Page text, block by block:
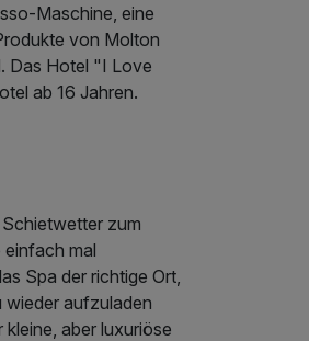
Maschine, eine
von Molton
Das Hotel "I Love
ab 16 Jahren.
zum
mal
Spa der richtige Ort,
wieder aufzuladen
aber luxuriöse